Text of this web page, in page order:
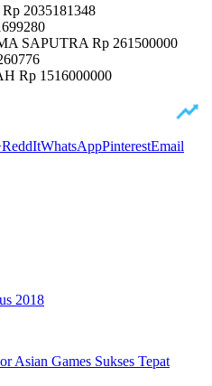
2035181348
SAPUTRA Rp 261500000
Rp 1516000000
ReddItWhatsAppPinterestEmail
2018
Asian Games Sukses Tepat